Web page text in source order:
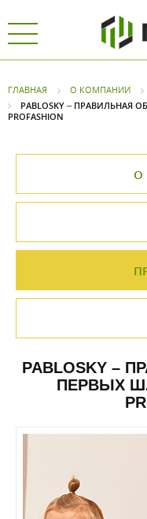
ГЛАВНАЯ О КОМПАНИИ
PABLOSKY – ПРАВИЛЬНАЯ
PROFASHION
О
PABLOSKY –
ПЕРВЫХ